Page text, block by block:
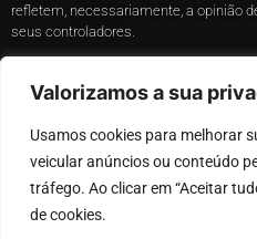
Valorizamos a sua
Usamos cookies para melhorar
veicular anúncios ou conteúdo
tráfego. Ao clicar em “Aceitar
de cookies.
refletem, necessariamente, a opinião
seus controladores.
Nos reservamos ao direito de
*Proibida a reprodução total ou
sem autorização expressa por parte
©2026Desenvolvido por MRC